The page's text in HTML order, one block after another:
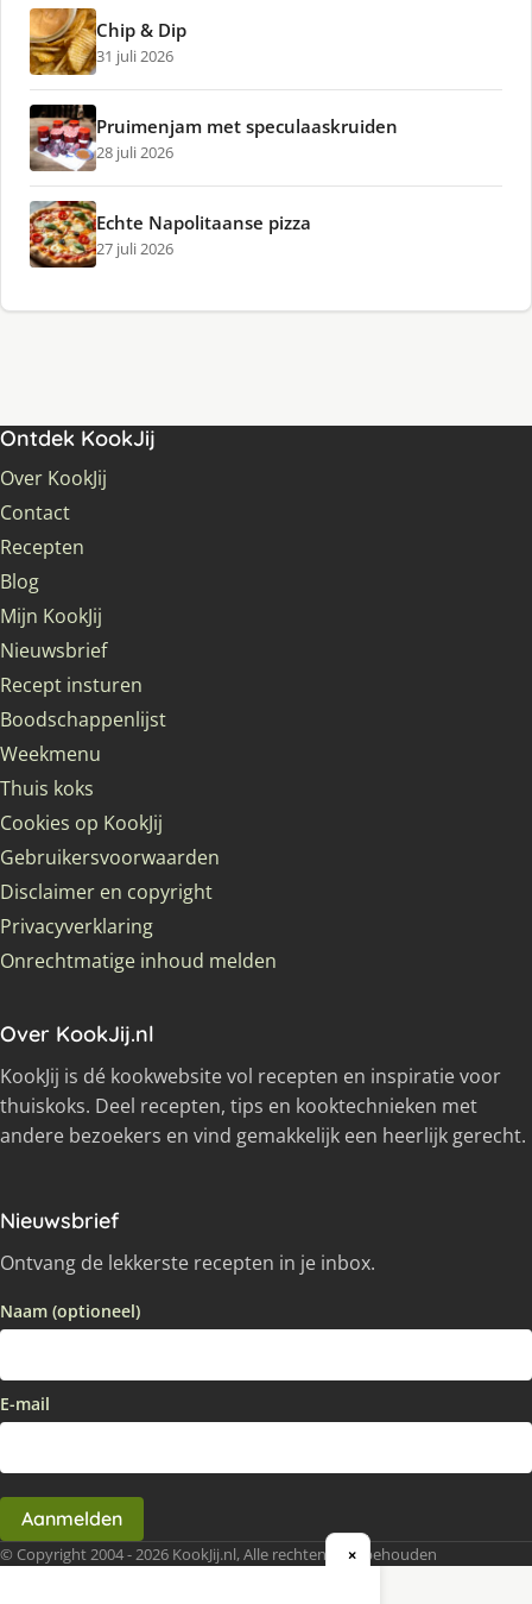
Chip & Dip
31 juli 2026
Pruimenjam met speculaaskruiden
28 juli 2026
Echte Napolitaanse pizza
27 juli 2026
Ontdek KookJij
Over KookJij
Contact
Recepten
Blog
Mijn KookJij
Nieuwsbrief
Recept insturen
Boodschappenlijst
Weekmenu
Thuis koks
Cookies op KookJij
Gebruikersvoorwaarden
Disclaimer en copyright
Privacyverklaring
Onrechtmatige inhoud melden
Over KookJij.nl
KookJij is dé kookwebsite vol recepten en inspiratie voor
thuiskoks. Deel recepten, tips en kooktechnieken met
andere bezoekers en vind gemakkelijk een heerlijk gerecht.
Nieuwsbrief
Ontvang de lekkerste recepten in je inbox.
Naam (optioneel)
E-mail
Aanmelden
© Copyright 2004 - 2026 KookJij.nl, Alle rechten voorbehouden
×